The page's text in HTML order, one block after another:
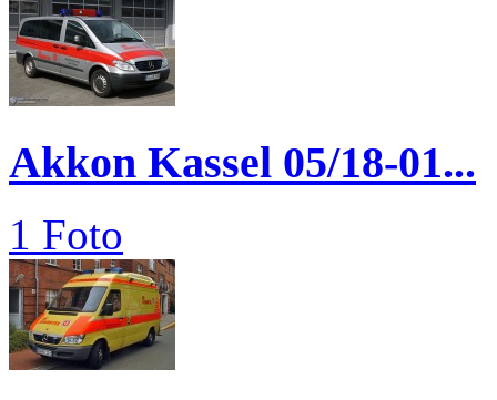
Akkon Kassel 05/18-01...
1 Foto